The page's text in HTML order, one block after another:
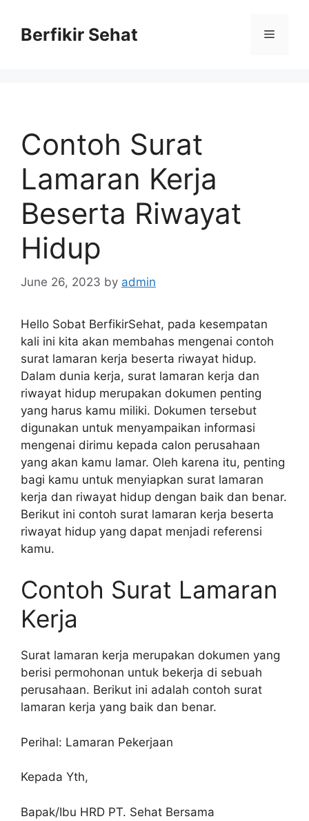
contentBerfikir Sehat Menu
Contoh Surat
Lamaran Kerja
Beserta Riwayat
Hidup
June 26, 2023 by admin
Hello Sobat BerfikirSehat, pada kesempatan
kali ini kita akan membahas mengenai contoh
surat lamaran kerja beserta riwayat hidup.
Dalam dunia kerja, surat lamaran kerja dan
riwayat hidup merupakan dokumen penting
yang harus kamu miliki. Dokumen tersebut
digunakan untuk menyampaikan informasi
mengenai dirimu kepada calon perusahaan
yang akan kamu lamar. Oleh karena itu, penting
bagi kamu untuk menyiapkan surat lamaran
kerja dan riwayat hidup dengan baik dan benar.
Berikut ini contoh surat lamaran kerja beserta
riwayat hidup yang dapat menjadi referensi
kamu.
Contoh Surat Lamaran
Kerja
Surat lamaran kerja merupakan dokumen yang
berisi permohonan untuk bekerja di sebuah
perusahaan. Berikut ini adalah contoh surat
lamaran kerja yang baik dan benar.
Perihal: Lamaran Pekerjaan
Kepada Yth,
Bapak/Ibu HRD PT. Sehat Bersama